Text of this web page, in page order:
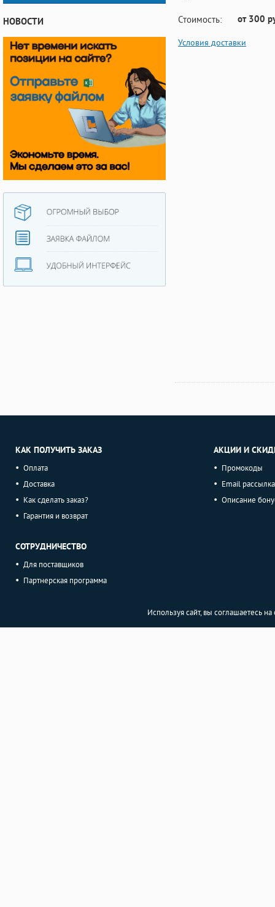
НОВОСТИ Стоимость: от 300
Условия доставки
КАК ПОЛУЧИТЬ ЗАКАЗ
Оплата
Доставка
Как сделать заказ?
Гарантия и возврат
СОТРУДНИЧЕСТВО
Для поставщиков
Партнерская программа
АКЦИИ И
Промокоды
Email рассылка
Описание
Используя сайт, вы соглашаетесь